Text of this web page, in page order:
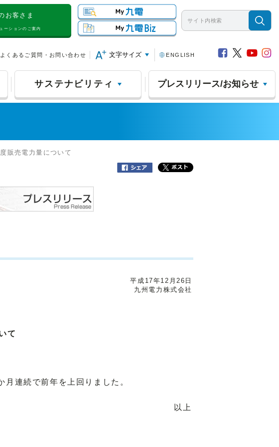
お客さま
ーションのご案内
よくあるご質問・お問い合わせ 文字サイズ ENGLISH
サステナビリティ プレスリリース/お知らせ
販売電力量について
平成17年12月26日
九州電力株式会社
て
連続で前年を上回りました。
以上